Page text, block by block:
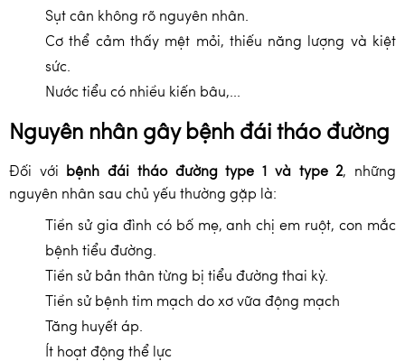
Sụt cân không rõ nguyên nhân.
Cơ thể cảm thấy mệt mỏi, thiếu năng lượng và kiệt
sức.
Nước tiểu có nhiều kiến bâu,...
Nguyên nhân gây bệnh đái tháo đường
Đối với bệnh đái tháo đường type 1 và type 2, những
nguyên nhân sau chủ yếu thường gặp là:
Tiền sử gia đình có bố mẹ, anh chị em ruột, con mắc
bệnh tiểu đường.
Tiền sử bản thân từng bị tiểu đường thai kỳ.
Tiền sử bệnh tim mạch do xơ vữa động mạch
Tăng huyết áp.
Ít hoạt động thể lực